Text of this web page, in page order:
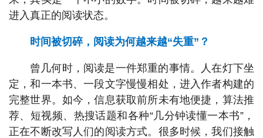
进入真正的阅读状态。
时间被切碎，阅读为何越来越“失重”？
曾几何时，阅读是一件郑重的事情。人在灯下坐
定，和一本书、一段文字慢慢相处，进入作者构建的
完整世界。如今，信息获取前所未有地便捷，算法推
荐、短视频、热搜话题和各种“几分钟读懂一本书”，
正在不断改写人们的阅读方式。很多时候，我们接触